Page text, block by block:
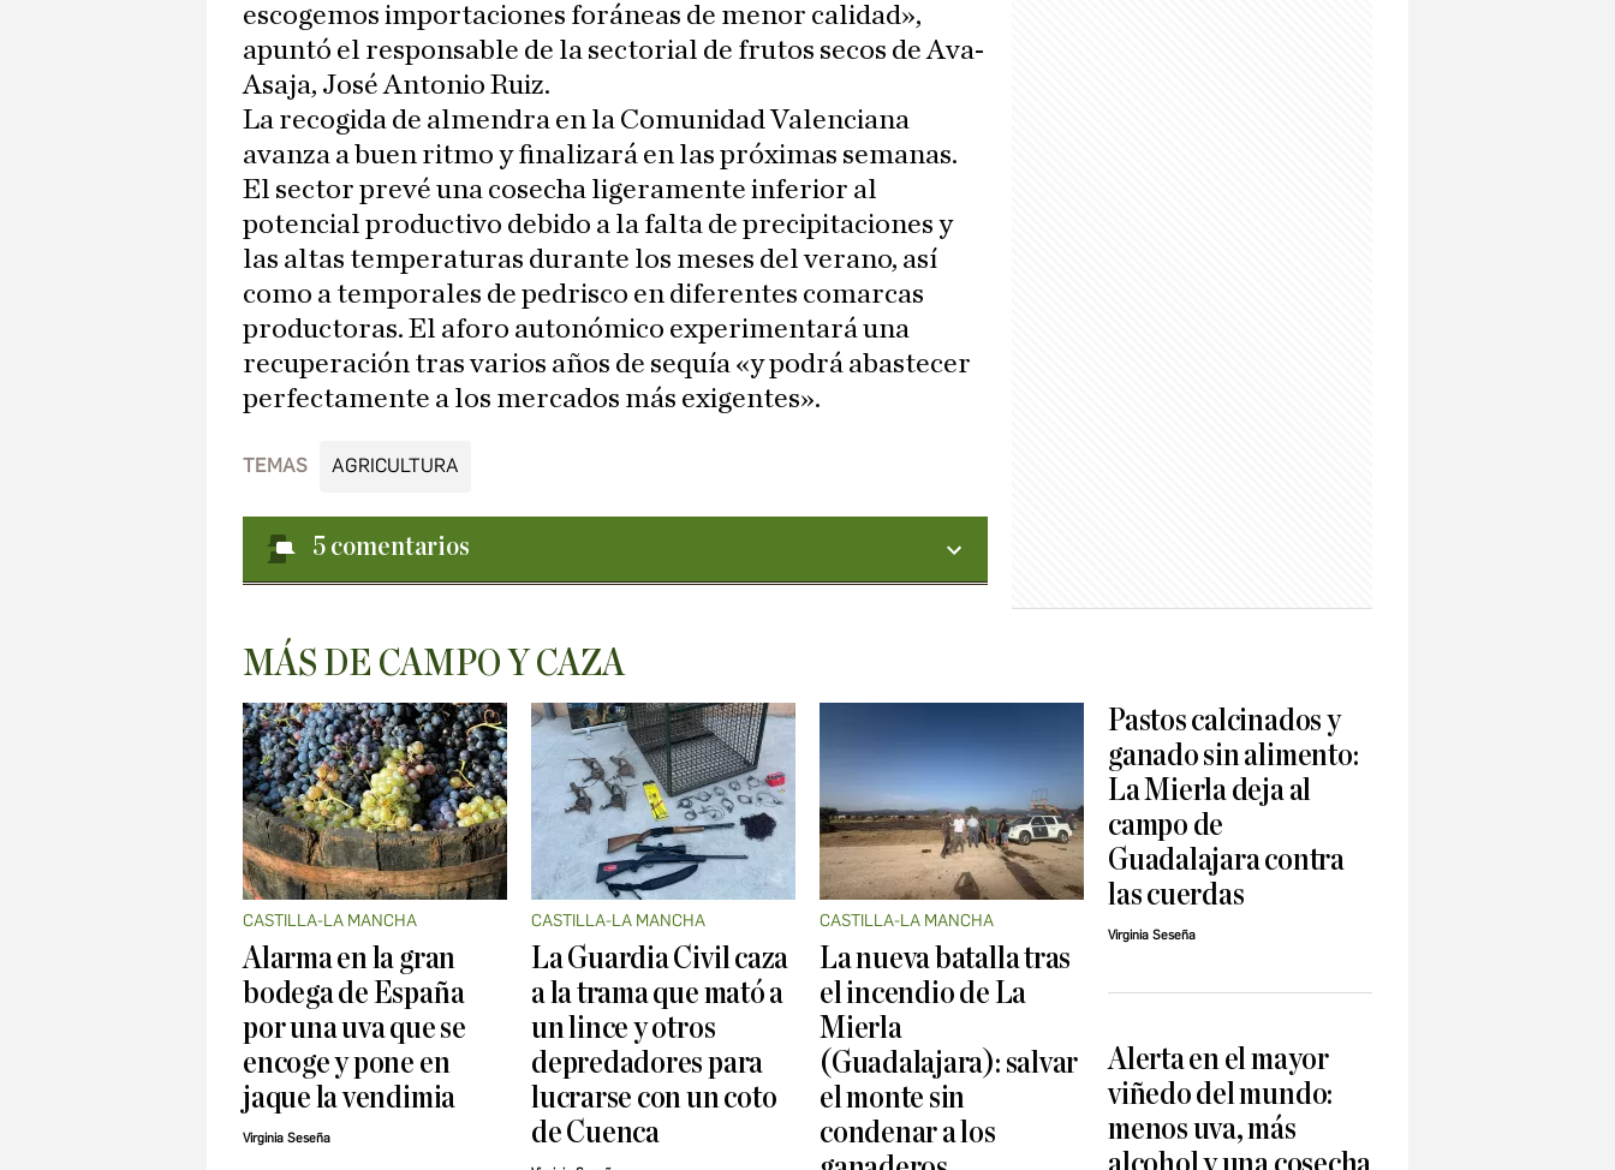
escogemos importaciones foráneas de menor calidad»,
apuntó el responsable de la sectorial de frutos secos de Ava-
Asaja, José Antonio Ruiz.
La recogida de almendra en la Comunidad Valenciana
avanza a buen ritmo y finalizará en las próximas semanas.
El sector prevé una cosecha ligeramente inferior al
potencial productivo debido a la falta de precipitaciones y
las altas temperaturas durante los meses del verano, así
como a temporales de pedrisco en diferentes comarcas
productoras. El aforo autonómico experimentará una
recuperación tras varios años de sequía «y podrá abastecer
perfectamente a los mercados más exigentes».
TEMAS AGRICULTURA
5 comentarios
MÁS DE CAMPO Y CAZA
CASTILLA-LA MANCHA
Alarma en la gran
bodega de España
por una uva que se
encoge y pone en
jaque la vendimia
Virginia Seseña
CASTILLA-LA MANCHA
La Guardia Civil caza
a la trama que mató a
un lince y otros
depredadores para
lucrarse con un coto
de Cuenca
CASTILLA-LA MANCHA
La nueva batalla tras
el incendio de La
Mierla
(Guadalajara): salvar
el monte sin
condenar a los
Pastos calcinados y
ganado sin alimento:
La Mierla deja al
campo de
Guadalajara contra
las cuerdas
Virginia Seseña
Alerta en el mayor
viñedo del mundo:
menos uva, más